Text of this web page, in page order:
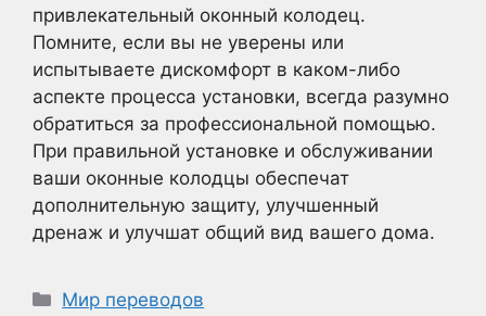
привлекательный оконный колодец.
Помните, если вы не уверены или
испытываете дискомфорт в каком-либо
аспекте процесса установки, всегда разумно
обратиться за профессиональной помощью.
При правильной установке и обслуживании
ваши оконные колодцы обеспечат
дополнительную защиту, улучшенный
дренаж и улучшат общий вид вашего дома.
Рубрики
Мир переводов